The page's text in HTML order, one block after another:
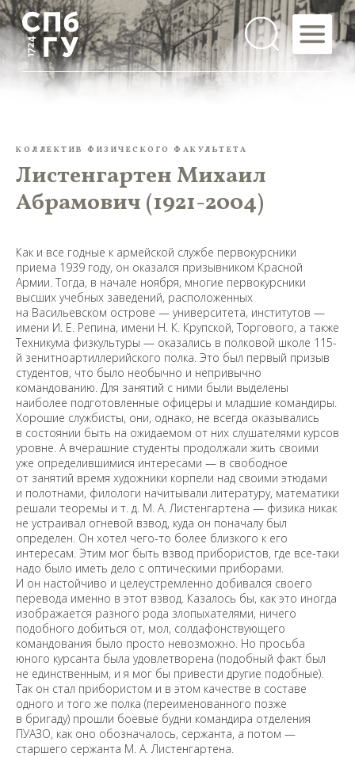
КОЛЛЕКТИВ ФИЗИЧЕСКОГО ФАКУЛЬТЕТА
Листенгартен Михаил
Абрамович (1921-2004)
Как и все годные к армейской службе первокурсники
приема 1939 году, он оказался призывником Красной
Армии. Тогда, в начале ноября, многие первокурсники
высших учебных заведений, расположенных
на Васильевском острове — университета, институтов —
имени И. Е. Репина, имени Н. К. Крупской, Торгового, а также
Техникума физкультуры — оказались в полковой школе 115-
й зенитноартиллерийского полка. Это был первый призыв
студентов, что было необычно и непривычно
командованию. Для занятий с ними были выделены
наиболее подготовленные офицеры и младшие командиры.
Хорошие службисты, они, однако, не всегда оказывались
в состоянии быть на ожидаемом от них слушателями курсов
уровне. А вчерашние студенты продолжали жить своими
уже определившимися интересами — в свободное
от занятий время художники корпели над своими этюдами
и полотнами, филологи начитывали литературу, математики
решали теоремы и т. д. М. А. Листенгартена — физика никак
не устраивал огневой взвод, куда он поначалу был
определен. Он хотел чего-то более близкого к его
интересам. Этим мог быть взвод прибористов, где все-таки
надо было иметь дело с оптическими приборами.
И он настойчиво и целеустремленно добивался своего
перевода именно в этот взвод. Казалось бы, как это иногда
изображается разного рода злопыхателями, ничего
подобного добиться от, мол, солдафонствующего
командования было просто невозможно. Но просьба
юного курсанта была удовлетворена (подобный факт был
не единственным, и я мог бы привести другие подобные).
Так он стал прибористом и в этом качестве в составе
одного и того же полка (переименованного позже
в бригаду) прошли боевые будни командира отделения
ПУАЗО, как оно обозначалось, сержанта, а потом —
старшего сержанта М. А. Листенгартена.